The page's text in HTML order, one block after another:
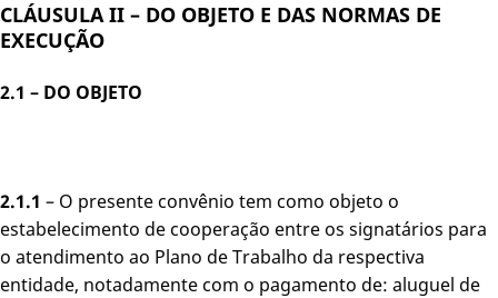
CLÁUSULA II – DO OBJETO E DAS NORMAS DE
EXECUÇÃO
2.1 – DO OBJETO
2.1.1 – O presente convênio tem como objeto o
estabelecimento de cooperação entre os signatários para
o atendimento ao Plano de Trabalho da respectiva
entidade, notadamente com o pagamento de: aluguel de